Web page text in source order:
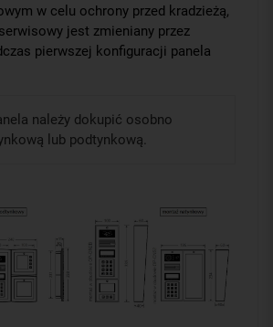
w celu ochrony przed kradzieżą,
jest zmieniany przez
pierwszej konfiguracji panela
należy dokupić osobno
lub podtynkową.